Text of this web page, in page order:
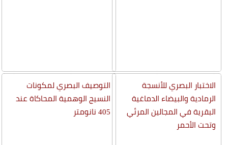
الاختبار البصري للأنسجة
الرمادية والبيضاء الدماغية
البقرية في المجالين المرئي
وتحت الأحمر
التوصيف البصري لمكونات
النسيج الوهمية المحاكاة عند
405 نانومتر